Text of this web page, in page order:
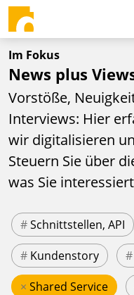
Im Fokus
News plus
Vorstöße,
Interviews: Hier
wir digitalisieren
Steuern Sie über
was Sie
#Schnittstellen, API
# Kundenstory #
× Shared Service